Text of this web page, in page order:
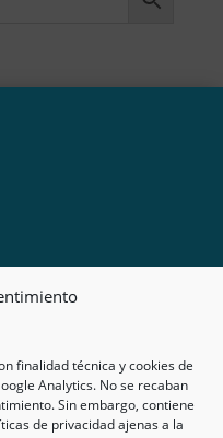
finalidad técnica y cookies de
Analytics. No se recaban
Sin embargo, contiene
de privacidad ajenas a la